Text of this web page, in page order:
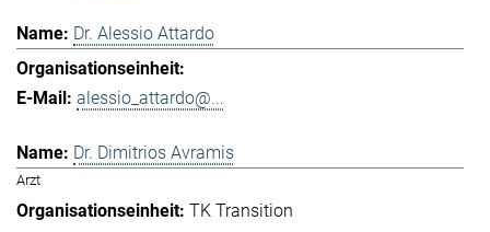
Dr. Alessio Attardo
alessio_attardo@...
Dr. Dimitrios Avramis
Arzt
TK Transition